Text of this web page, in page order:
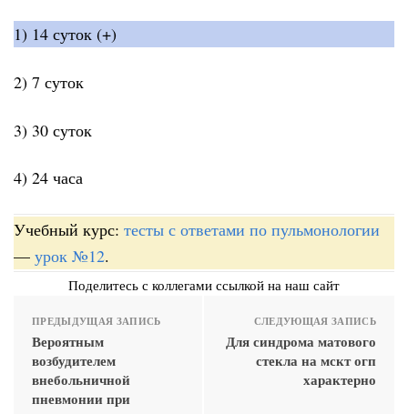
1) 14 суток (+)
2) 7 суток
3) 30 суток
4) 24 часа
Учебный курс: тесты с ответами по пульмонологии
— урок №12.
Поделитесь с коллегами ссылкой на наш сайт
ПРЕДЫДУЩАЯ ЗАПИСЬ
Вероятным
возбудителем
внебольничной
пневмонии при
СЛЕДУЮЩАЯ ЗАПИСЬ
Для синдрома матового
стекла на мскт огп
характерно